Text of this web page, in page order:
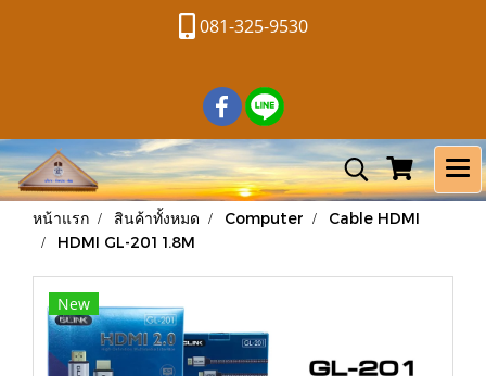
081-325-9530
หน้าแรก สินค้าทั้งหมด Computer
Cable HDMI
HDMI GL-201 1.8M
New